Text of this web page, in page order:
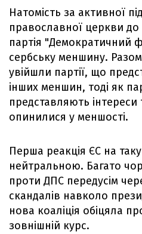
Натомість за активної
православної церкви
партія "Демократичний
сербську меншину. Разом
увійшли партії, що
інших меншин, тоді як
представляють інтереси
опинилися у меншості.
Перша реакція ЄС на
нейтральною. Багато
проти ДПС передусім
скандалів навколо
нова коаліція обіцяла
зовнішній курс.